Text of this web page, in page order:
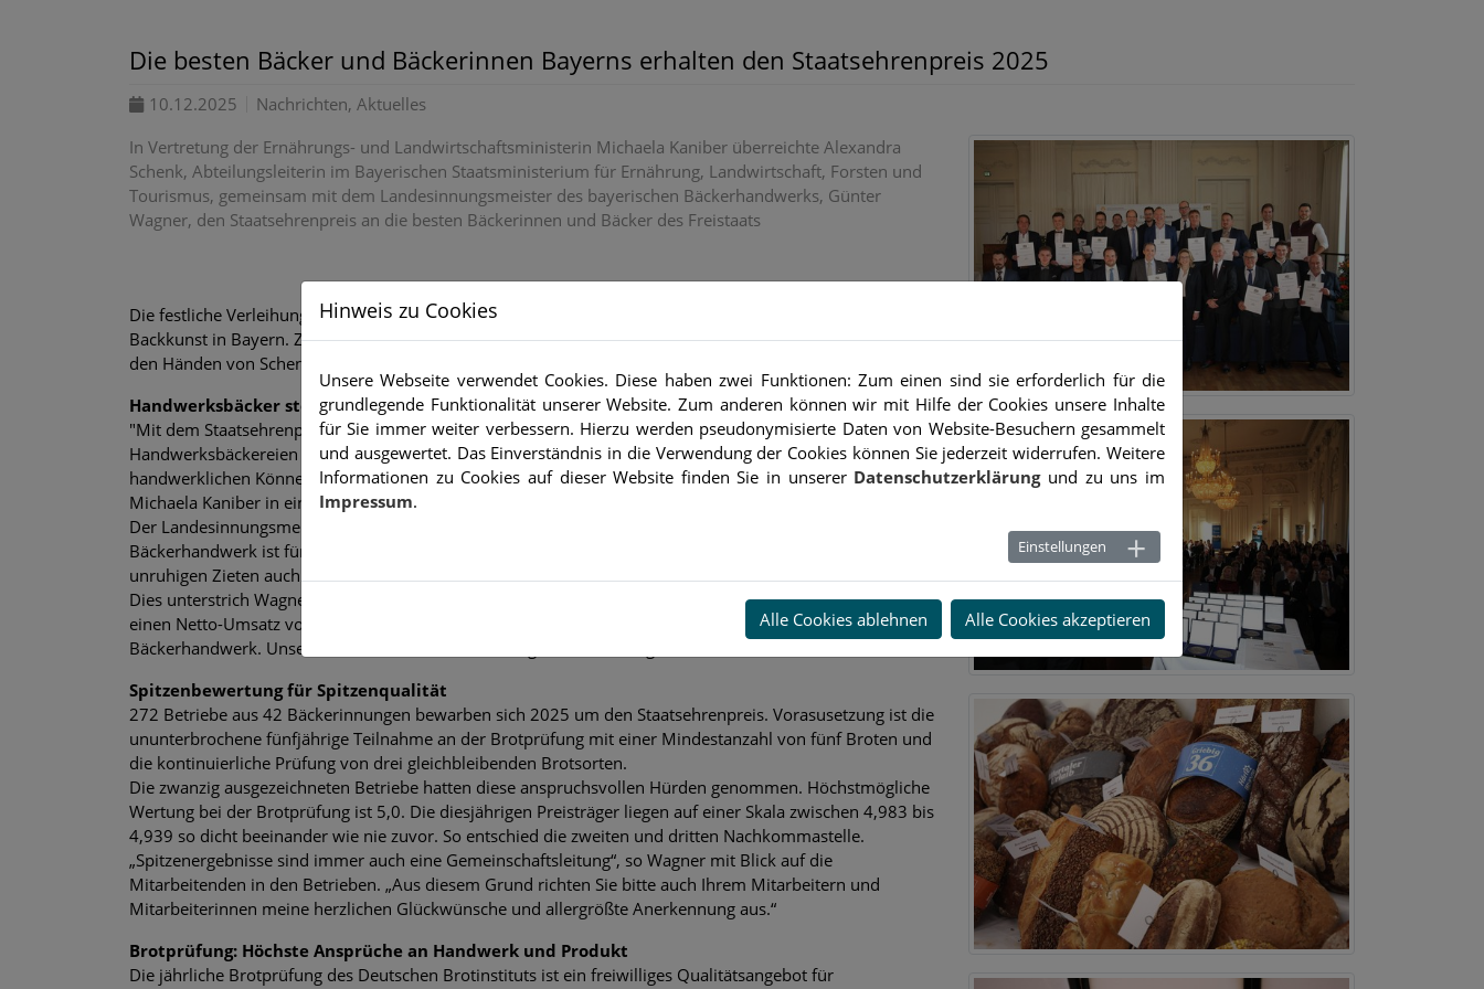
Die besten Bäcker und Bäckerinnen Bayerns erhalten den Staatsehrenpreis 2025
10.12.2025
Nachrichten, Aktuelles
In Vertretung der Ernährungs- und Landwirtschaftsministerin Michaela Kaniber überreichte Alexandra
Schenk, Abteilungsleiterin im Bayerischen Staatsministerium für Ernährung, Landwirtschaft, Forsten und
Tourismus, gemeinsam mit dem Landesinnungsmeister des bayerischen Bäckerhandwerks, Günter
Wagner, den Staatsehrenpreis an die besten Bäckerinnen und Bäcker des Freistaats
Die festliche Verleihung im Max-Josef-Saal der Münchner Residenz unterstrich Kompetenz, Qualität und
Backkunst in Bayern. Zwanzig herausragende bayerische Betriebe erhielten Urkunde und Medaille aus
den Händen von Schenk und Wagner.
Handwerksbäcker stehen für Verlässlichkeit und Qualität
"Mit dem Staatsehrenpreis zeichnen wir die Besten der Besten unter den bayerischen
Handwerksbäckereien aus. Diese Betriebe stehen für höchste Qualität, denn sie veredeln mit großem
handwerklichen Können hervorragende bayerische Rohstoffe zu Spitzenprodukten", so Ministerin
Michaela Kaniber in einer Mitteilung anlässlich der Ehrung.
Der Landesinnungsmeister fügte in seiner Rede einen weiteren Aspekt hinzu. „Das bayerische
Bäckerhandwerk ist für unseren Freistaat nicht nur ein tragender Wirtschaftsfaktor. Es stiftet in diesen
unruhigen Zieten auch Identität und vermittelt ein Gefühl der Heimatverbundenheit.“
Dies unterstrich Wagner mit Zahlen. “Im vergangenen Jahr generierte das bayerische Bäckerhandwerk
einen Netto-Umsatz von fast 4,3 Milliarden Euro. Knapp 59.000 Menschen beschäftigt das
Bäckerhandwerk. Unser wirtschaftsstarkes Ernährungshandwerk trägt zu Wohlstand und Stabilität bei.“
Spitzenbewertung für Spitzenqualität
272 Betriebe aus 42 Bäckerinnungen bewarben sich 2025 um den Staatsehrenpreis. Vorasusetzung ist die
ununterbrochene fünfjährige Teilnahme an der Brotprüfung mit einer Mindestanzahl von fünf Broten und
die kontinuierliche Prüfung von drei gleichbleibenden Brotsorten.
Die zwanzig ausgezeichneten Betriebe hatten diese anspruchsvollen Hürden genommen. Höchstmögliche
Wertung bei der Brotprüfung ist 5,0. Die diesjährigen Preisträger liegen auf einer Skala zwischen 4,983 bis
4,939 so dicht beeinander wie nie zuvor. So entschied die zweiten und dritten Nachkommastelle.
„Spitzenergebnisse sind immer auch eine Gemeinschaftsleitung“, so Wagner mit Blick auf die
Mitarbeitenden in den Betrieben. „Aus diesem Grund richten Sie bitte auch Ihrem Mitarbeitern und
Mitarbeiterinnen meine herzlichen Glückwünsche und allergrößte Anerkennung aus.“
Brotprüfung: Höchste Ansprüche an Handwerk und Produkt
Die jährliche Brotprüfung des Deutschen Brotinstituts ist ein freiwilliges Qualitätsangebot für
Hinweis zu Cookies
Unsere Webseite verwendet Cookies. Diese haben zwei Funktionen: Zum einen sind sie erforderlich für die
grundlegende Funktionalität unserer Website. Zum anderen können wir mit Hilfe der Cookies unsere Inhalte
für Sie immer weiter verbessern. Hierzu werden pseudonymisierte Daten von Website-Besuchern gesammelt
und ausgewertet. Das Einverständnis in die Verwendung der Cookies können Sie jederzeit widerrufen. Weitere
Informationen zu Cookies auf dieser Website finden Sie in unserer Datenschutzerklärungund zu uns im
Impressum.
Einstellungen
Alle Cookies ablehnen Alle Cookies akzeptieren